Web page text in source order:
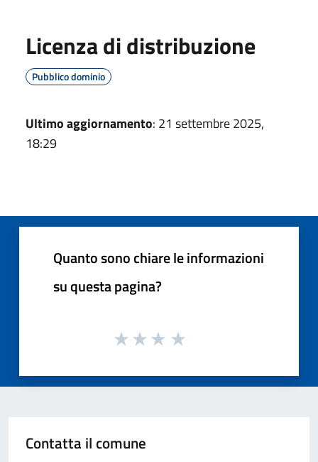
Licenza di distribuzione
Pubblico dominio
Ultimo aggiornamento: 21 settembre 2025,
18:29
Quanto sono chiare le informazioni
su questa pagina?
Contatta il comune